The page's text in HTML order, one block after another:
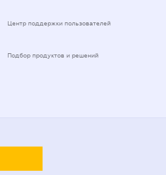
Центр поддержки пользователей
Подбор продуктов и решений